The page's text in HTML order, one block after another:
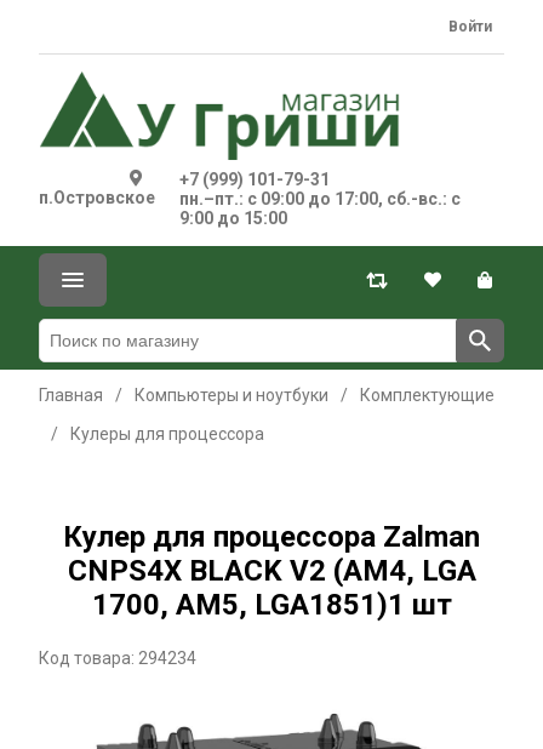
п.Островское
+7 (999) 101-79-31
пн.–пт.: с 09:00 до 17:00, сб.-вс.: с
9:00 до 15:00
Войти
Главная / Компьютеры и ноутбуки /
Комплектующие
/
Кулеры для процессора
Кулер для процессора Zalman
CNPS4X BLACK V2 (AM4, LGA
1700, AM5, LGA1851)1 шт
Код товара: 294234